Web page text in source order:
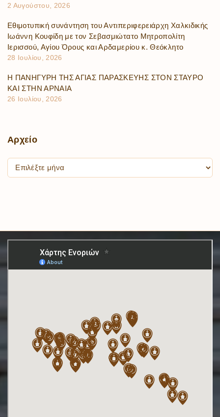
2 Αυγούστου, 2026
Εθιμοτυπική συνάντηση του Αντιπεριφερειάρχη Χαλκιδικής
Ιωάννη Κουφίδη με τον Σεβασμιώτατο Μητροπολίτη
Ιερισσού, Αγίου Όρους και Αρδαμερίου κ. Θεόκλητο
28 Ιουλίου, 2026
Η ΠΑΝΗΓΥΡΗ ΤΗΣ ΑΓΙΑΣ ΠΑΡΑΣΚΕΥΗΣ ΣΤΟΝ ΣΤΑΥΡΟ
ΚΑΙ ΣΤΗΝ ΑΡΝΑΙΑ
26 Ιουλίου, 2026
Αρχείο